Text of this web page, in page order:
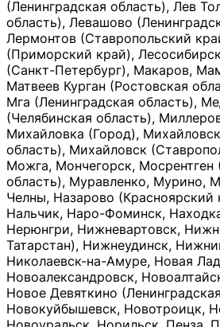
(Ленинградская область), Лев
область), Левашово
Лермонтов (Ставропольский
(Приморский край),
(Санкт-Петербург), Макаров,
Матвеев Курган (Ростовская
Мга (Ленинградская область),
(Челябинская область),
Михайловка (Город),
область), Михайловск
Можга, Мончегорск, Мосрентген
область), Муравленко, Мурино,
Челны, Назарово (Красноярский
Нальчик, Наро-Фоминск,
Нерюнгри, Нижневартовск,
Татарстан), Нижнеудинск,
Николаевск-на-Амуре, Новая
Новоалександровск,
Новое Девяткино
Новокуйбышевск, Новотроицк,